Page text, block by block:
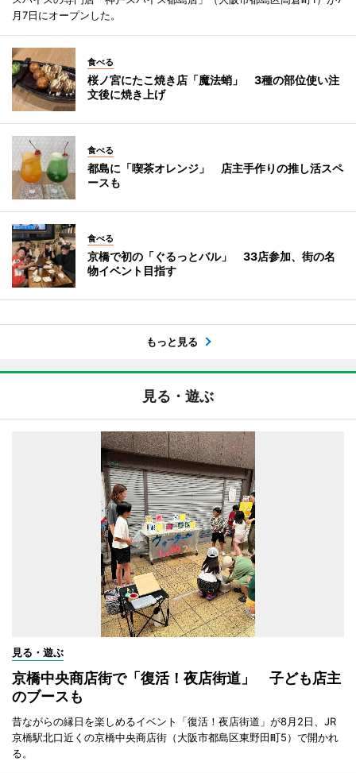
月7日にオープンした。
食べる
桜ノ宮にたこ焼き店「魔法蛸」 3種の部位使い注
文後に焼き上げ
食べる
都島に「喫茶オレンジ」 店主手作りの推し活スペ
ースも
食べる
京橋で初の「ぐるっとバル」 33店参加、街の名
物イベント目指す
もっと見る
見る・遊ぶ
見る・遊ぶ
京橋中央商店街で「復活！夜店街道」 子ども店主
のブースも
昔ながらの縁日を楽しめるイベント「復活！夜店街道」が8月2日、JR
京橋駅北口近くの京橋中央商店街（大阪市都島区東野田町5）で開かれ
る。